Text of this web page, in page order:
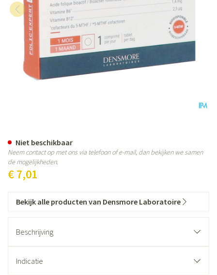
€ 7,01
Niet beschikbaar
Neem contact op met ons via telefoon of e-mail, dan bekijken we samen
de mogelijkheden.
Bekijk alle producten van Densmore Laboratoire
Beschrijving
Indicatie